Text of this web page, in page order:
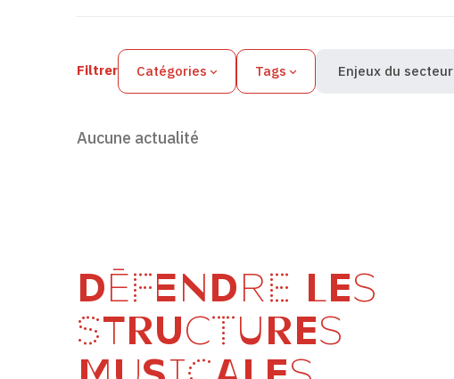
Filtres des actualités
Filtrer Catégories Tags Enjeux du secteur
Aucune actualité
DÉFENDRE LES
STRUCTURES